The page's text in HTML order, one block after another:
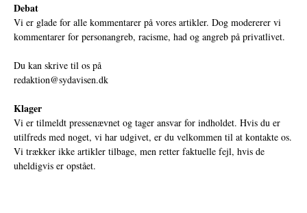
Debat
Vi er glade for alle kommentarer på vores artikler. Dog modererer vi
kommentarer for personangreb, racisme, had og angreb på privatlivet.
Du kan skrive til os på
redaktion@sydavisen.dk
Klager
Vi er tilmeldt pressenævnet og tager ansvar for indholdet. Hvis du er
utilfreds med noget, vi har udgivet, er du velkommen til at kontakte os.
Vi trækker ikke artikler tilbage, men retter faktuelle fejl, hvis de
uheldigvis er opstået.